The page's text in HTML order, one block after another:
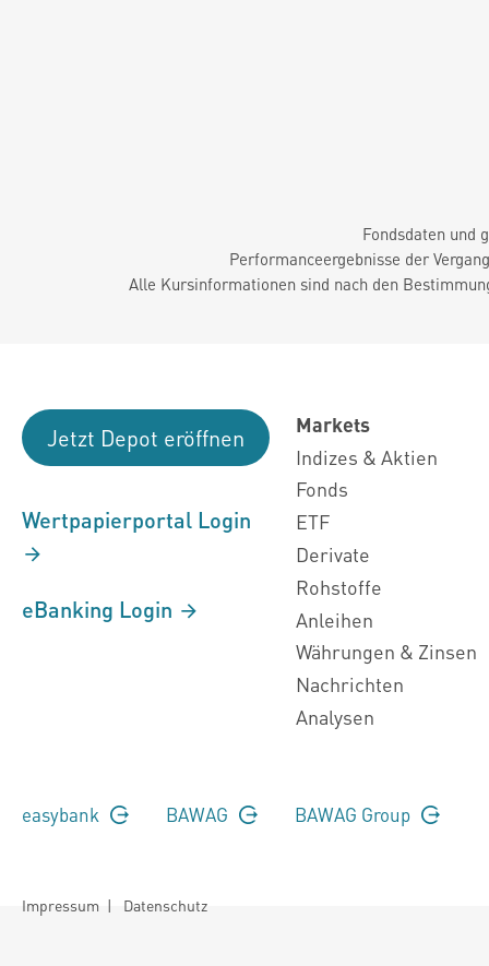
Fondsdaten und
Performanceergebnisse der
Alle Kursinformationen sind nach den
Jetzt Depot eröffnen
Wertpapierportal Login
eBanking Login
Markets
Indizes & Aktien
Fonds
ETF
Derivate
Rohstoffe
Anleihen
Währungen & Zinsen
Nachrichten
Analysen
easybank BAWAG BAWAG Group
Impressum | Datenschutz